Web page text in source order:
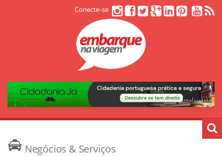
Conecte-se
Negócios & Serviços